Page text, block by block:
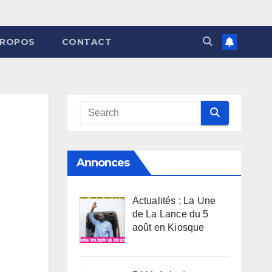
CONTACT
Annonces
Actualités : La Une
de La Lance du 5
août en Kiosque